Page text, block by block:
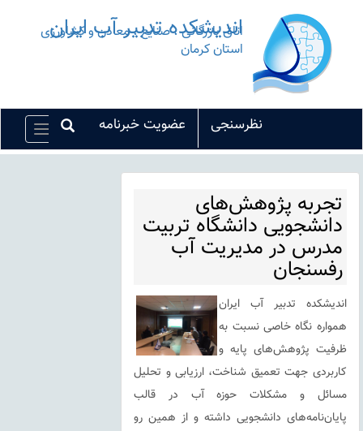
اندیشکده تدبیر آب ایران
اتاق بازرگانی ، صنایع ، معادن و کشاورزی
استان کرمان
Toggle
عضویت خبرنامه نظرسنجی
تجربه پژوهش‌های
دانشجویی دانشگاه تربیت
مدرس در مدیریت آب
رفسنجان
اندیشکده تدبیر آب ایران
همواره نگاه خاصی نسبت به
ظرفیت پژوهش‌های پایه و
کاربردی جهت تعمیق شناخت، ارزیابی و تحلیل
مسائل و مشکلات حوزه آب در قالب
پایان‌نامه‌های دانشجویی داشته و از همین رو